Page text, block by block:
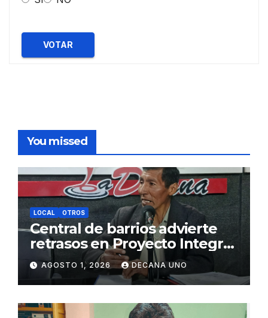
VOTAR
You missed
LOCAL OTROS
Central de barrios advierte
retrasos en Proyecto Integral
de Agua y Alcantarillado para
Juliaca
AGOSTO 1, 2026 DECANA UNO